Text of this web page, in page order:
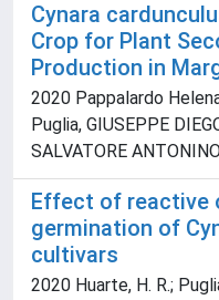
Cynara
Crop for Plant
Production in
2020 Pappalardo
Puglia, GIUSEPPE
SALVATORE
Effect of reactive
germination of
cultivars
2020 Huarte, H. R.;